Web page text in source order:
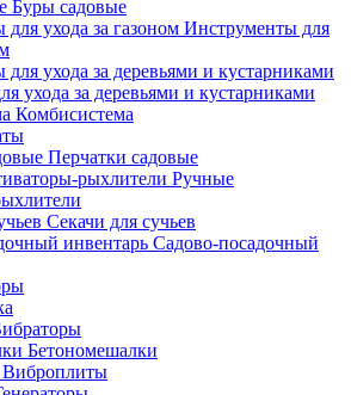
Буры садовые
Инструменты для
ухода за деревьями и кустарниками
Комбисистема
Перчатки садовые
Ручные
Секачи для сучьев
Садово-посадочный
Бетономешалки
Виброплиты